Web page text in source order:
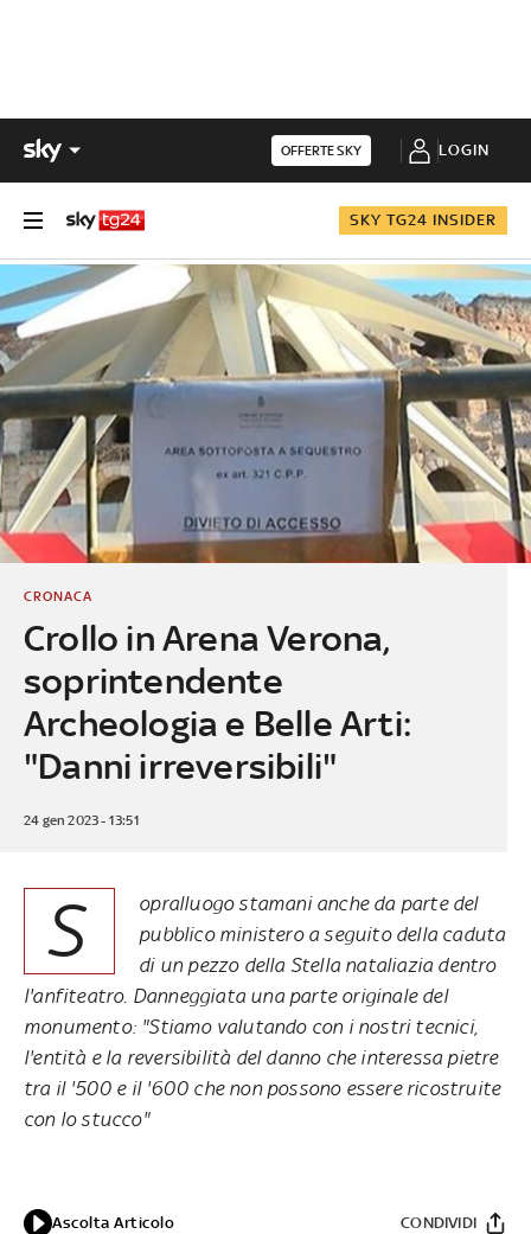
OFFERTE SKY LOGIN
SKY TG24 INSIDER
Crollo in Arena Verona,
soprintendente
Archeologia e Belle Arti:
"Danni irreversibili"
CRONACA
24 gen 2023 - 13:51
S
opralluogo stamani anche da parte del
pubblico ministero a seguito della caduta
di un pezzo della Stella nataliazia dentro
l'anfiteatro. Danneggiata una parte originale del
monumento: "Stiamo valutando con i nostri tecnici,
l'entità e la reversibilità del danno che interessa pietre
tra il '500 e il '600 che non possono essere ricostruite
con lo stucco"
Ascolta Articolo
CONDIVIDI